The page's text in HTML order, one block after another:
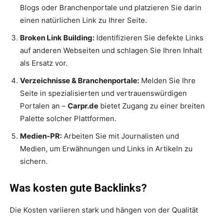
Blogs oder Branchenportale und platzieren Sie darin
einen natürlichen Link zu Ihrer Seite.
Broken Link Building: Identifizieren Sie defekte Links
auf anderen Webseiten und schlagen Sie Ihren Inhalt
als Ersatz vor.
Verzeichnisse & Branchenportale: Melden Sie Ihre
Seite in spezialisierten und vertrauenswürdigen
Portalen an – Carpr.de bietet Zugang zu einer breiten
Palette solcher Plattformen.
Medien-PR: Arbeiten Sie mit Journalisten und
Medien, um Erwähnungen und Links in Artikeln zu
sichern.
Was kosten gute Backlinks?
Die Kosten variieren stark und hängen von der Qualität